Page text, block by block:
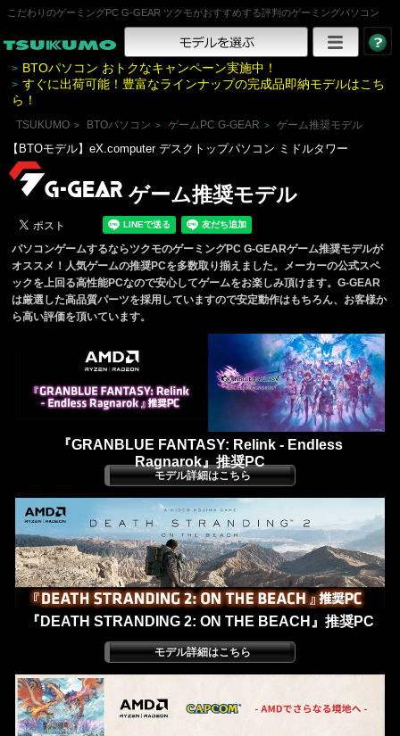
こだわりのゲーミングPC G-GEAR ツクモがおすすめする評判のゲーミングパソコン
> BTOパソコン おトクなキャンペーン実施中！
> すぐに出荷可能！豊富なラインナップの完成品即納モデルはこち
ら！
TSUKUMO > BTOパソコン > ゲームPC G-GEAR > ゲーム推奨モデル
【BTOモデル】eX.computer デスクトップパソコン ミドルタワー
ゲーム推奨モデル
パソコンゲームするならツクモのゲーミングPC G-GEARゲーム推奨モデルが
オススメ！人気ゲームの推奨PCを多数取り揃えました。メーカーの公式スペ
ックを上回る高性能PCなので安心してゲームをお楽しみ頂けます。G-GEAR
は厳選した高品質パーツを採用していますので安定動作はもちろん、お客様か
ら高い評価を頂いています。
『GRANBLUE FANTASY: Relink - Endless
Ragnarok』推奨PC
『DEATH STRANDING 2: ON THE BEACH』推奨PC